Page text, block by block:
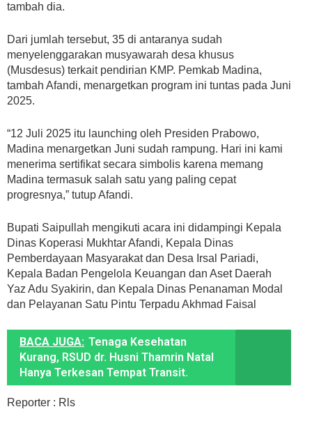
tambah dia.
Dari jumlah tersebut, 35 di antaranya sudah
menyelenggarakan musyawarah desa khusus
(Musdesus) terkait pendirian KMP. Pemkab Madina,
tambah Afandi, menargetkan program ini tuntas pada Juni
2025.
“12 Juli 2025 itu launching oleh Presiden Prabowo,
Madina menargetkan Juni sudah rampung. Hari ini kami
menerima sertifikat secara simbolis karena memang
Madina termasuk salah satu yang paling cepat
progresnya,” tutup Afandi.
Bupati Saipullah mengikuti acara ini didampingi Kepala
Dinas Koperasi Mukhtar Afandi, Kepala Dinas
Pemberdayaan Masyarakat dan Desa Irsal Pariadi,
Kepala Badan Pengelola Keuangan dan Aset Daerah
Yaz Adu Syakirin, dan Kepala Dinas Penanaman Modal
dan Pelayanan Satu Pintu Terpadu Akhmad Faisal
BACA JUGA: Tenaga Kesehatan
Kurang, RSUD dr. Husni Thamrin Natal
Hanya Terkesan Tempat Transit.
Reporter : Rls